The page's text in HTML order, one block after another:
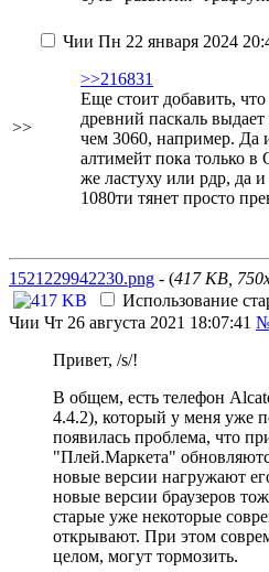
>>
Чии Пн 22 января 2024
>>216831
Еще стоит добавить,
древний паскаль
чем 3060, например. Да
алтимейт пока только
же ластуху или рдр, да
1080ти тянет просто
1521229942230.png - (417 KB,
Использование
Чии Чт 26 августа 2021 18:07:41
Привет, /s/!
В общем, есть телефон
4.4.2), который у меня уже
появилась проблема, что
"Плей.Маркета"
новые версии нагружают
новые версии браузеров
старые уже некоторые
открывают. При этом
целом, могут тормозить.